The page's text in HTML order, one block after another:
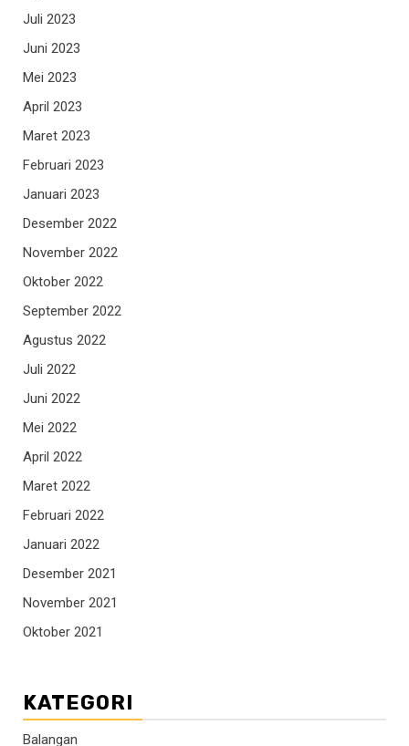
Juli 2023
Juni 2023
Mei 2023
April 2023
Maret 2023
Februari 2023
Januari 2023
Desember 2022
November 2022
Oktober 2022
September 2022
Agustus 2022
Juli 2022
Juni 2022
Mei 2022
April 2022
Maret 2022
Februari 2022
Januari 2022
Desember 2021
November 2021
Oktober 2021
KATEGORI
Balangan